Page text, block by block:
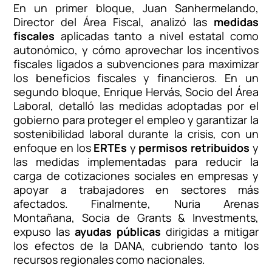
En un primer bloque, Juan Sanhermelando,
Director del Área Fiscal, analizó las medidas
fiscales aplicadas tanto a nivel estatal como
autonómico, y cómo aprovechar los incentivos
fiscales ligados a subvenciones para maximizar
los beneficios fiscales y financieros. En un
segundo bloque, Enrique Hervás, Socio del Área
Laboral, detalló las medidas adoptadas por el
gobierno para proteger el empleo y garantizar la
sostenibilidad laboral durante la crisis, con un
enfoque en los ERTEs y permisos retribuidos y
las medidas implementadas para reducir la
carga de cotizaciones sociales en empresas y
apoyar a trabajadores en sectores más
afectados. Finalmente, Nuria Arenas
Montañana, Socia de Grants & Investments,
expuso lasayudas públicas dirigidas a mitigar
los efectos de la DANA, cubriendo tanto los
recursos regionales como nacionales.